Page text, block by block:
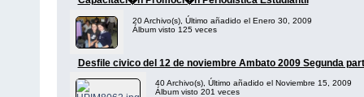
20 Archivo(s), Último añadido el Enero 30, 2009
Álbum visto 125 veces
Desfile civico del 12 de noviembre Ambato 2009 Segunda
40 Archivo(s), Último añadido el Noviembre 15, 2009
Álbum visto 201 veces